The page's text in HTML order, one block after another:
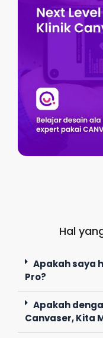
Hal
Apakah saya
Pro?
Apakah
Canvaser, Kita